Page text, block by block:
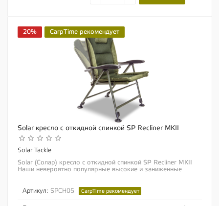
20% CarpTime рекомендует
Solar кресло с откидной спинкой SP Recliner MKII
Solar Tackle
Solar (Солар) кресло с откидной спинкой SP Recliner MKII
Наши невероятно популярные высокие и заниженные
Артикул: SPCH05 CarpTime рекомендует